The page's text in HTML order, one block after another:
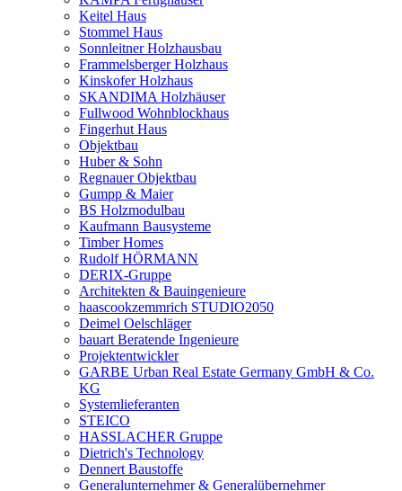
Keitel Haus
Stommel Haus
Sonnleitner Holzhausbau
Frammelsberger Holzhaus
Kinskofer Holzhaus
SKANDIMA Holzhäuser
Fullwood Wohnblockhaus
Fingerhut Haus
Objektbau
Huber & Sohn
Regnauer Objektbau
Gumpp & Maier
BS Holzmodulbau
Kaufmann Bausysteme
Timber Homes
Rudolf HÖRMANN
DERIX-Gruppe
Architekten & Bauingenieure
haascookzemmrich STUDIO2050
Deimel Oelschläger
bauart Beratende Ingenieure
Projektentwickler
GARBE Urban Real Estate Germany GmbH & Co.
KG
Systemlieferanten
STEICO
HASSLACHER Gruppe
Dietrich's Technology
Dennert Baustoffe
Generalunternehmer & Generalübernehmer